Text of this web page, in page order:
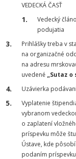
VEDECKÁ ČASŤ
Vedecký
podujatia
Prihlášky treba v
na organizačné
na adresu
uvedené „Sutaz
Uzávierka
Vyplatenie
vybranom
o zaplatení
príspevku môže
Ústave, kde
podaním